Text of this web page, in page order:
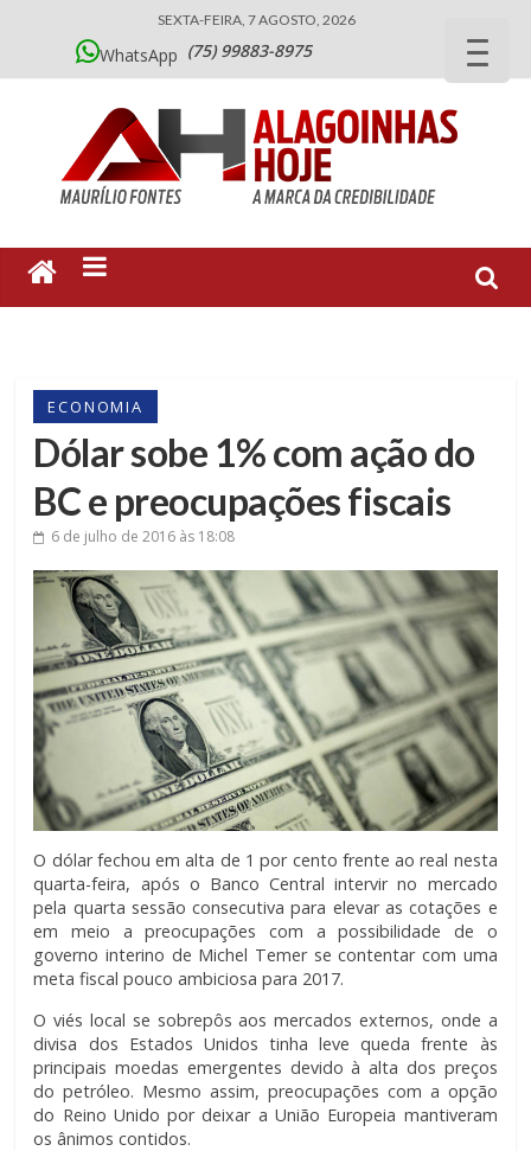
SEXTA-FEIRA, 7 AGOSTO, 2026
WhatsApp (75) 99883-8975
ECONOMIA
Dólar sobe 1% com ação do
BC e preocupações fiscais
6 de julho de 2016 às 18:08
O dólar fechou em alta de 1 por cento frente ao real nesta
quarta-feira, após o Banco Central intervir no mercado
pela quarta sessão consecutiva para elevar as cotações e
em meio a preocupações com a possibilidade de o
governo interino de Michel Temer se contentar com uma
meta fiscal pouco ambiciosa para 2017.
O viés local se sobrepôs aos mercados externos, onde a
divisa dos Estados Unidos tinha leve queda frente às
principais moedas emergentes devido à alta dos preços
do petróleo. Mesmo assim, preocupações com a opção
do Reino Unido por deixar a União Europeia mantiveram
os ânimos contidos.